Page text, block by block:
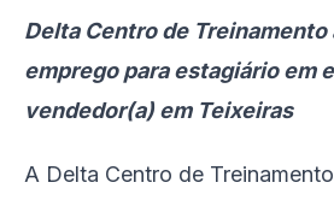
Delta Centro de Treinamento
emprego para estagiário em
vendedor(a) em Teixeiras
A Delta Centro de